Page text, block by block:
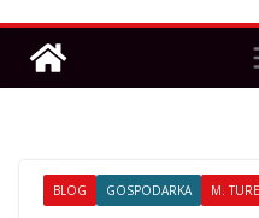
BLOG GOSPODARKA M.